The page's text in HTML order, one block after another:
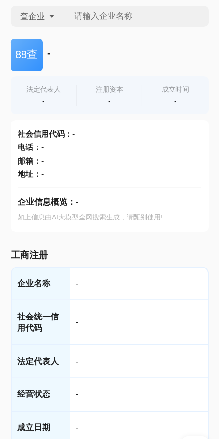
查企业
查企业
查产地
88查 -
法定代表人
-
注册资本
-
成立时间
-
社会信用代码： -
电话： -
邮箱： -
地址： -
企业信息概览： -
如上信息由AI大模型全网搜索生成，请甄别使用!
工商注册
企业名称 -
社会统一信
用代码
-
法定代表人 -
经营状态 -
成立日期 -